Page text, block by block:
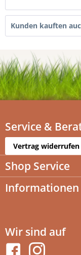
Kunden kauften
Service &
Vertrag widerrufen
Shop Service
Informationen
Wir sind auf